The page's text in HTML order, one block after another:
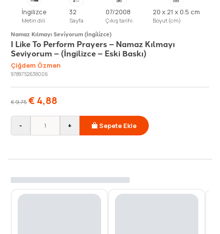
İngilizce
Metin dili
32
Sayfa
07/2008
Çıkış tarihi
20 x 21 x 0.5 cm
Boyut (cm)
Namaz Kılmayı Sevi̇yorum (İngi̇li̇zce)
I Like To Perform Prayers – Namaz Kılmayı
Seviyorum – (İngilizce – Eski Baskı)
Çiğdem Özmen
9789752638006
€9,75 € 4,88
- + Sepete Ekle